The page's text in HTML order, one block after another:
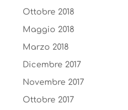
Ottobre 2018
Maggio 2018
Marzo 2018
Dicembre 2017
Novembre 2017
Ottobre 2017